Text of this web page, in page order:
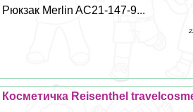
Рюкзак Merlin AC21-147-9...
Косметичка Reisenthel